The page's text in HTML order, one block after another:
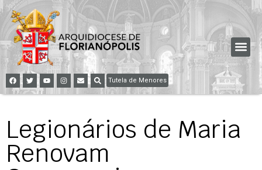
Tutela de Menores
Legionários de Maria
Renovam